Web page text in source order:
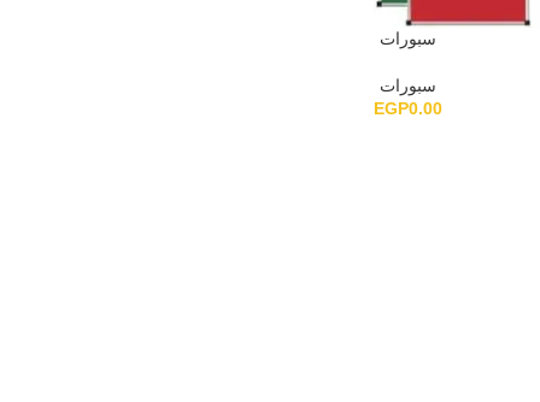
سبورات
سبورات
EGP0.00